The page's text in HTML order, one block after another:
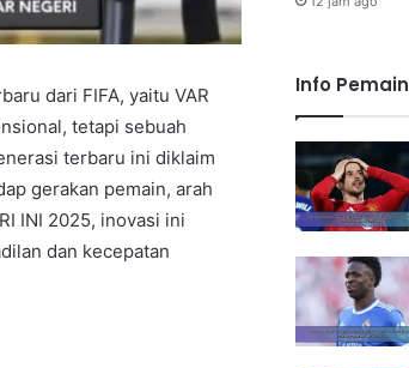
dari FIFA, yaitu VAR
tetapi sebuah
terbaru ini diklaim
gerakan pemain, arah
INI 2025, inovasi ini
dan kecepatan
Info Pemain